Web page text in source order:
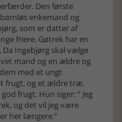
Den første
enkemand og
som er datter af
friere. Gøtrek har en
Da Ingebjørg skal vælge
mand og en ældre og
med et ungt
frugt, og et ældre træ,
frugt. Hun siger: ” Jeg
og det vil jeg være
her længere.”